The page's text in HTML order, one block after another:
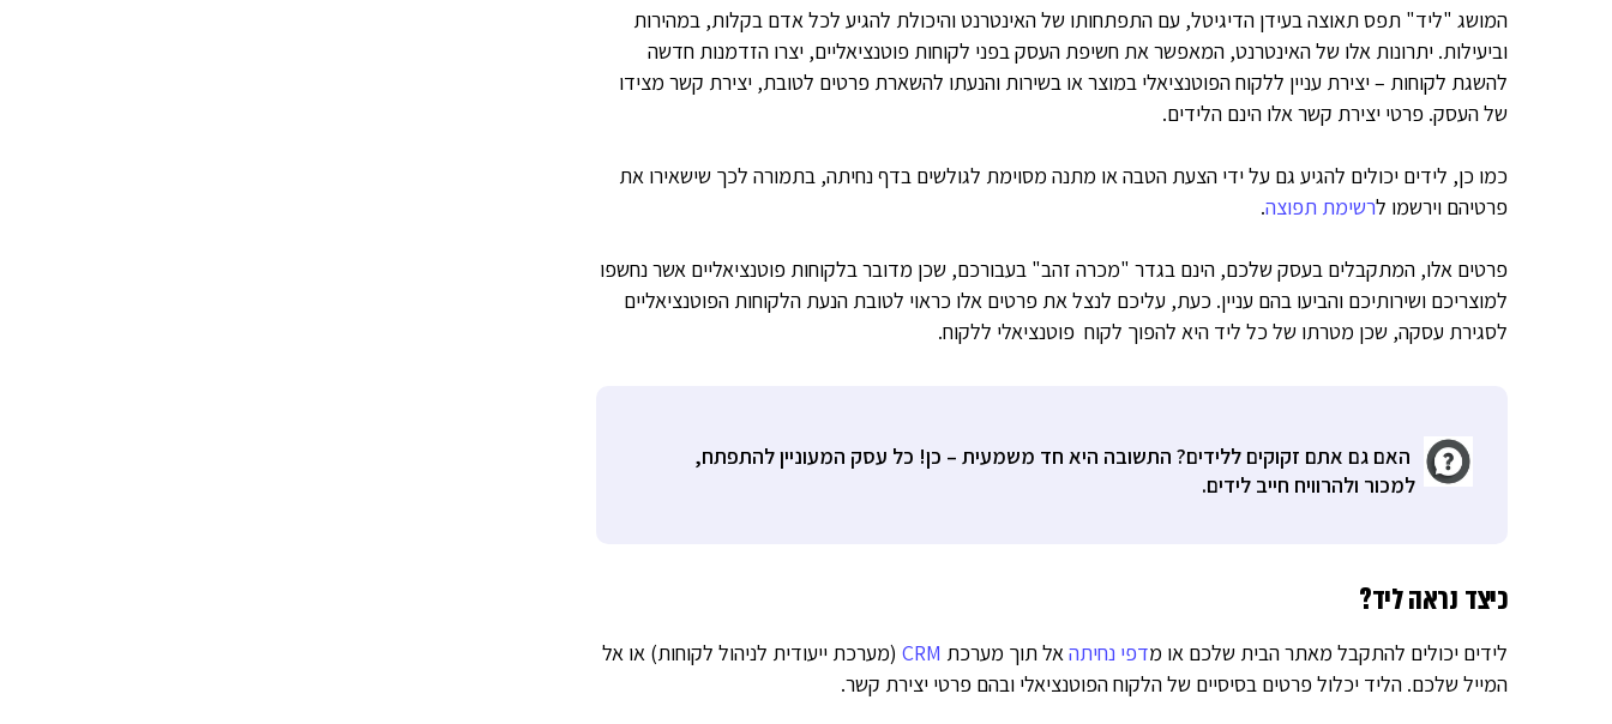
המושג "ליד" תפס תאוצה בעידן הדיגיטל, עם התפתחותו של האינטרנט והיכולת להגיע לכל אדם בקלות, במהירות
וביעילות. יתרונות אלו של האינטרנט, המאפשר את חשיפת העסק בפני לקוחות פוטנציאליים, יצרו הזדמנות חדשה
להשגת לקוחות – יצירת עניין ללקוח הפוטנציאלי במוצר או בשירות והנעתו להשארת פרטים לטובת, יצירת קשר מצידו
של העסק. פרטי יצירת קשר אלו הינם הלידים.
כמו כן, לידים יכולים להגיע גם על ידי הצעת הטבה או מתנה מסוימת לגולשים בדף נחיתה, בתמורה לכך שישאירו את
פרטיהם וירשמו לרשימת תפוצה.
פרטים אלו, המתקבלים בעסק שלכם, הינם בגדר "מכרה זהב" בעבורכם, שכן מדובר בלקוחות פוטנציאליים אשר נחשפו
למוצריכם ושירותיכם והביעו בהם עניין. כעת, עליכם לנצל את פרטים אלו כראוי לטובת הנעת הלקוחות הפוטנציאליים
לסגירת עסקה, שכן מטרתו של כל ליד היא להפוך לקוח פוטנציאלי ללקוח.
האם גם אתם זקוקים ללידים? התשובה היא חד משמעית – כן! כל עסק המעוניין להתפתח,
למכור ולהרוויח חייב לידים.
כיצד נראה ליד?
לידים יכולים להתקבל מאתר הבית שלכם או מדפי נחיתהאל תוך מערכת CRM (מערכת ייעודית לניהול לקוחות) או אל
המייל שלכם. הליד יכלול פרטים בסיסיים של הלקוח הפוטנציאלי ובהם פרטי יצירת קשר.